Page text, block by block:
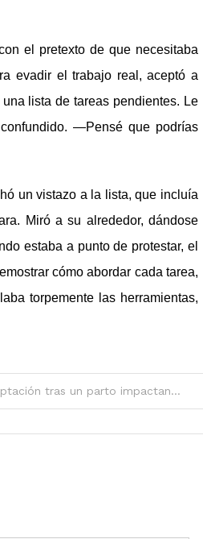
el pretexto de que necesitaba
evadir el trabajo real, aceptó a
lista de tareas pendientes. Le
—Pensé que podrías
un vistazo a la lista, que incluía
Miró a su alrededor, dándose
estaba a punto de protestar, el
cómo abordar cada tarea,
torpemente las herramientas,
Un viaje de amor y aceptación tras un parto impactante